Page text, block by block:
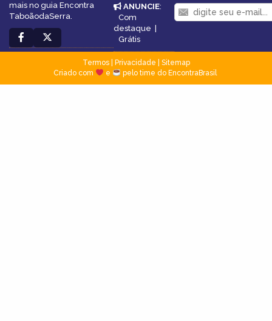
mais no guia Encontra
TaboãodaSerra.
ANUNCIE:
Com
destaque
Grátis
Termos| Privacidade
Sitemap
Criado com
e pelo time do EncontraBrasil